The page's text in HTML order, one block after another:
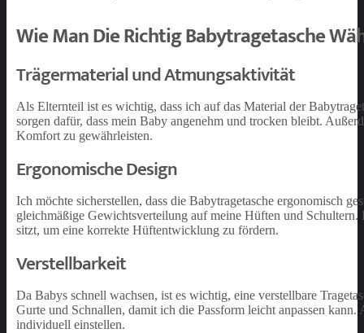
Wie Man Die Richtig Babytragetasche
Trägermaterial und Atmungsaktivität
Als Elternteil ist es wichtig, dass ich auf das Material der
sorgen dafür, dass mein Baby angenehm und trocken bleibt.
Komfort zu gewährleisten.
Ergonomische Design
Ich möchte sicherstellen, dass die Babytragetasche ergonomisch
gleichmäßige Gewichtsverteilung auf meine Hüften und Schultern.
sitzt, um eine korrekte Hüftentwicklung zu fördern.
Verstellbarkeit
Da Babys schnell wachsen, ist es wichtig, eine verstellbare
Gurte und Schnallen, damit ich die Passform leicht anpassen
individuell einstellen.